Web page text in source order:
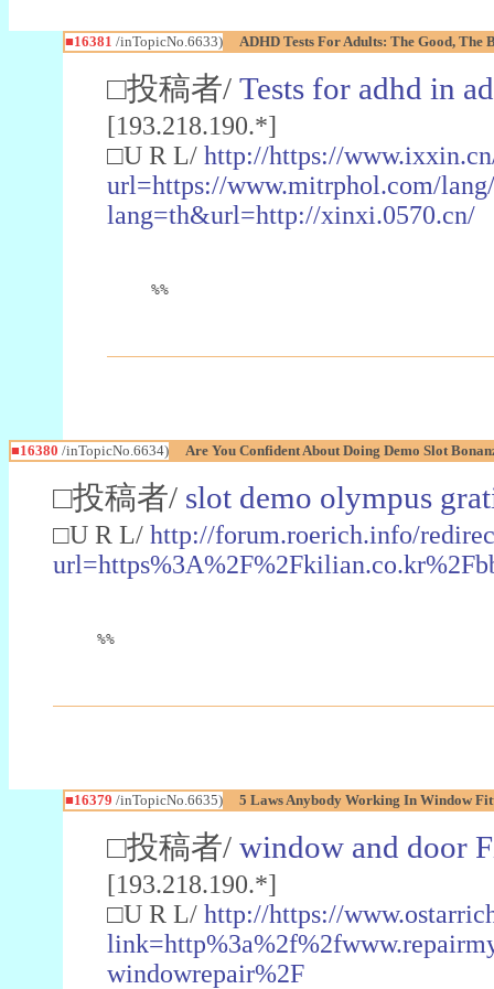
■16381 /inTopicNo.6633) ADHD Tests For Adults: The Good, The
□投稿者/ Tests for adhd in
[193.218.190.*]
□U R L/ http://https://
url=https://www.mitrphol.com/
lang=th&url=http://xinxi.0570.cn/
%%
■16380 /inTopicNo.6634) Are You Confident About Doing Demo Slot
□投稿者/ slot demo olympus
□U R L/ http://forum.roerich.info/
%%
■16379 /inTopicNo.6635) 5 Laws Anybody Working In Window
□投稿者/ window and door
[193.218.190.*]
□U R L/ http://https://
windowrepair%2F